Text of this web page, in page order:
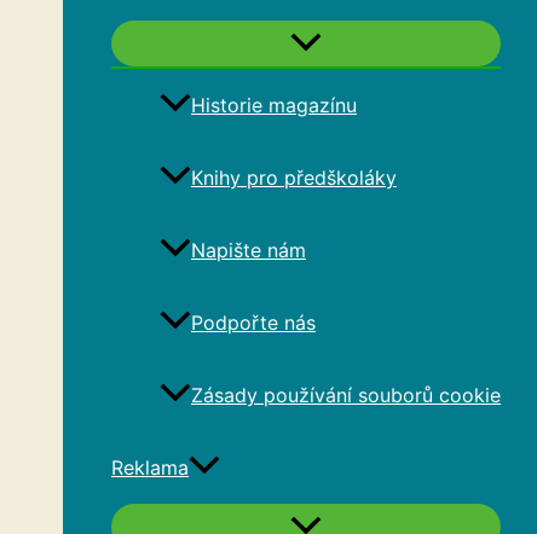
Historie magazínu
Knihy pro předškoláky
Napište nám
Podpořte nás
Zásady používání souborů cookie
Reklama